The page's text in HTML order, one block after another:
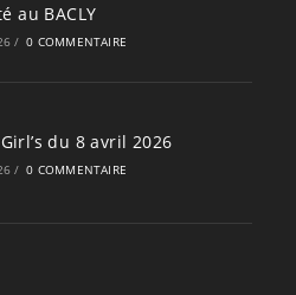
au BACLY
/ 0 COMMENTAIRE
du 8 avril 2026
/ 0 COMMENTAIRE